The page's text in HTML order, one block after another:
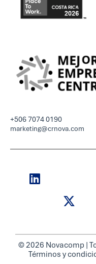
+506 7074 0190
marketing@crnova.com
© 2026 Novacomp |
Términos y